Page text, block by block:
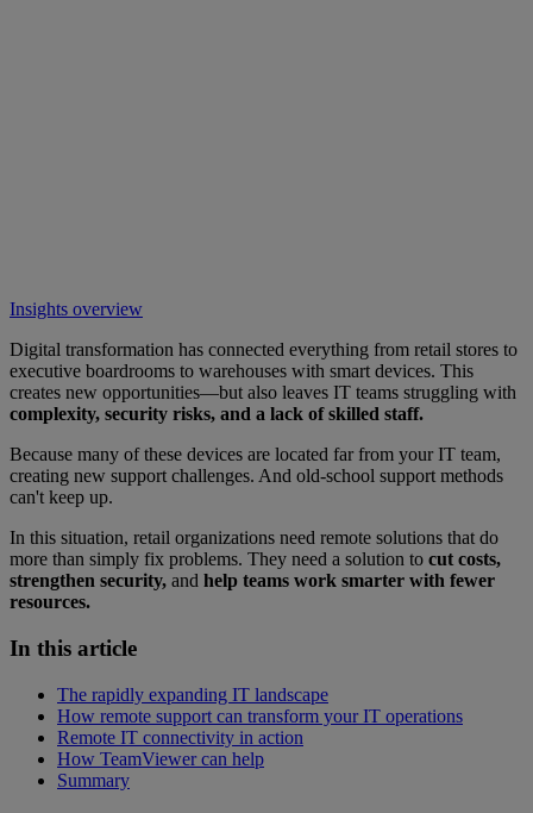
Insights overview
Digital transformation has connected everything from retail stores to
executive boardrooms to warehouses with smart devices. This
creates new opportunities—but also leaves IT teams struggling with
complexity, security risks, and a lack of skilled staff.
Because many of these devices are located far from your IT team,
creating new support challenges. And old-school support methods
can't keep up.
In this situation, retail organizations need remote solutions that do
more than simply fix problems. They need a solution to cut costs,
strengthen security, and help teams work smarter with fewer
resources.
In this article
The rapidly expanding IT landscape
How remote support can transform your IT operations
Remote IT connectivity in action
How TeamViewer can help
Summary